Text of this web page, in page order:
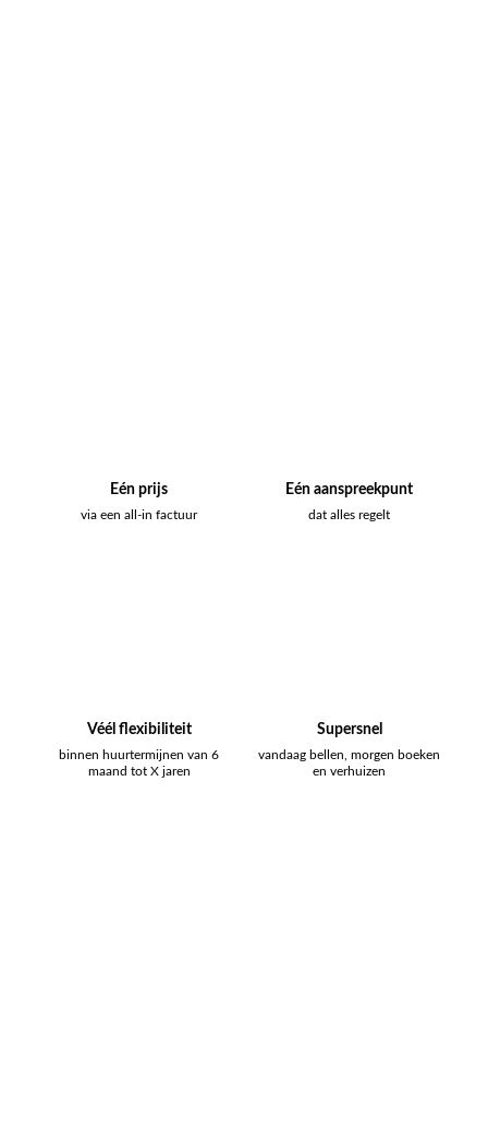
Eén prijs
via een all-in factuur
Eén aanspreekpunt
dat alles regelt
Véél flexibiliteit
binnen huurtermijnen van 6
maand tot X jaren
Supersnel
vandaag bellen, morgen boeken
en verhuizen